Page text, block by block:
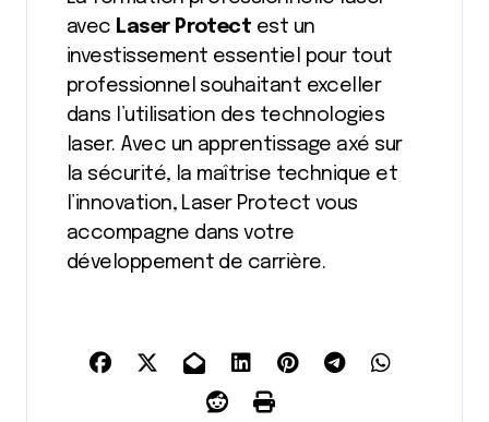
avec Laser Protect est un
investissement essentiel pour tout
professionnel souhaitant exceller
dans l’utilisation des technologies
laser. Avec un apprentissage axé sur
la sécurité, la maîtrise technique et
l’innovation, Laser Protect vous
accompagne dans votre
développement de carrière.